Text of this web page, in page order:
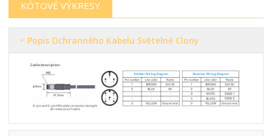
KÓTOVÉ VÝKRESY
Popis Ochranného Kabelu Světelné Clony